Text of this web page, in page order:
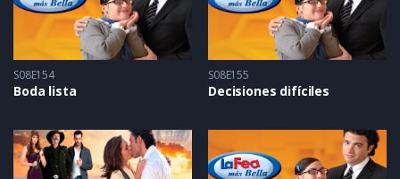
S08E154
Boda lista
S08E155
Decisiones difíciles